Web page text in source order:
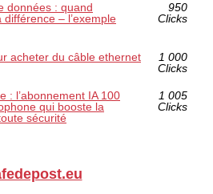
données : quand
différence – l’exemple
950
Clicks
acheter du câble ethernet
1 000
Clicks
: l’abonnement IA 100
qui booste la
sécurité
1 005
Clicks